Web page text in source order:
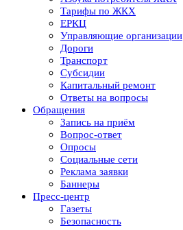
Тарифы по ЖКХ
ЕРКЦ
Управляющие организации
Дороги
Транспорт
Субсидии
Капитальный ремонт
Ответы на вопросы
Обращения
Запись на приём
Вопрос-ответ
Опросы
Социальные сети
Реклама заявки
Баннеры
Пресс-центр
Газеты
Безопасность